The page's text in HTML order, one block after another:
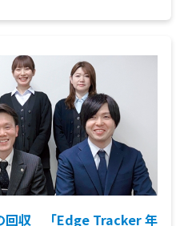
回収 「Edge Tracker 年